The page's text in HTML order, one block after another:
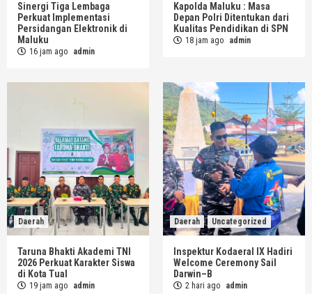
Sinergi Tiga Lembaga
Perkuat Implementasi
Persidangan Elektronik di
Maluku
16 jam ago admin
Kapolda Maluku : Masa
Depan Polri Ditentukan dari
Kualitas Pendidikan di SPN
18 jam ago admin
Daerah
Taruna Bhakti Akademi TNI
2026 Perkuat Karakter Siswa
di Kota Tual
19 jam ago admin
Daerah Uncategorized
Inspektur Kodaeral IX Hadiri
Welcome Ceremony Sail
Darwin–B
2 hari ago admin